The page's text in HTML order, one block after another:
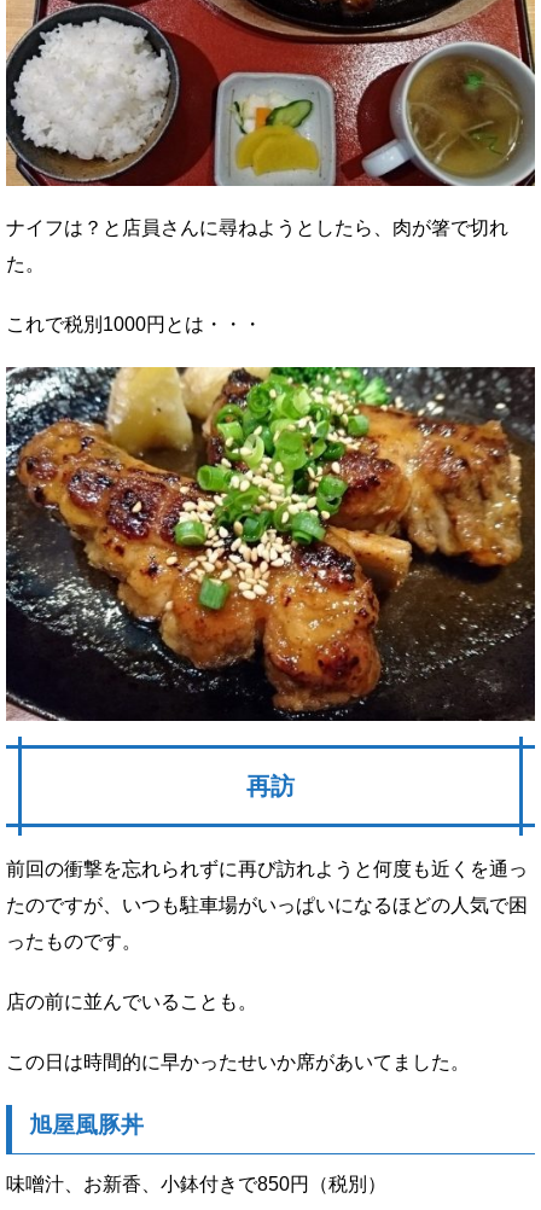
ナイフは？と店員さんに尋ねようとしたら、肉が箸で切れ
た。
これで税別1000円とは・・・
再訪
前回の衝撃を忘れられずに再び訪れようと何度も近くを通っ
たのですが、いつも駐車場がいっぱいになるほどの人気で困
ったものです。
店の前に並んでいることも。
この日は時間的に早かったせいか席があいてました。
旭屋風豚丼
味噌汁、お新香、小鉢付きで850円（税別）